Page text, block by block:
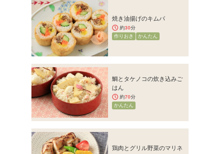
焼き油揚げのキムパ
約30分
作りおき
かんたん
鯛とタケノコの炊き込みご
はん
約70分
かんたん
鶏肉とグリル野菜のマリネ